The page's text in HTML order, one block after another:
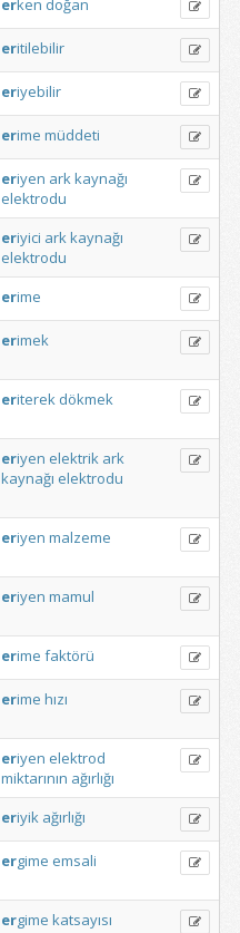
erken doğan
eritilebilir
eriyebilir
erime müddeti
eriyen arkkaynağı
elektrodu
eriyici arkkaynağı
elektrodu
erime
erimek
eriterek dökmek
eriyen elektrik ark
kaynağı elektrodu
eriyen malzeme
eriyen mamul
erime faktörü
erime hızı
eriyen elektrod
miktarının ağırlığı
eriyik ağırlığı
ergime emsali
ergime katsayısı